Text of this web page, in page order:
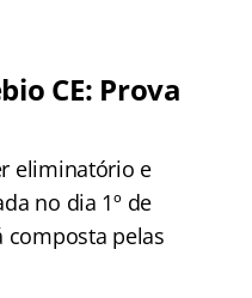
CE: Prova
eliminatório e
no dia 1º de
composta pelas